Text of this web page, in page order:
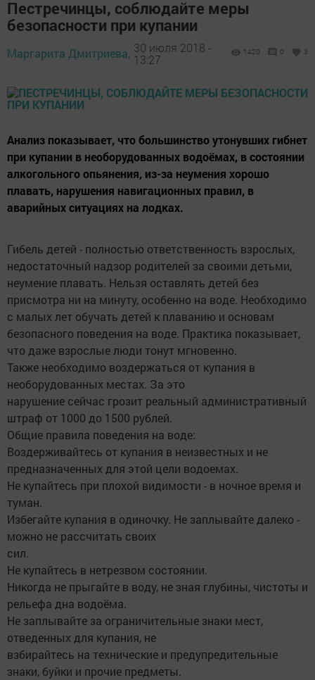
Пестречинцы, соблюдайте меры
безопасности при купании
Маргарита Дмитриева, 30 июля 2018 -
13:27
1420 0 3
Анализ показывает, что большинство утонувших гибнет
при купании в необорудованных водоёмах, в состоянии
алкогольного опьянения, из-за неумения хорошо
плавать, нарушения навигационных правил, в
аварийных ситуациях на лодках.
Гибель детей - полностью ответственность взрослых,
недостаточный надзор родителей за своими детьми,
неумение плавать. Нельзя оставлять детей без
присмотра ни на минуту, особенно на воде. Необходимо
с малых лет обучать детей к плаванию и основам
безопасного поведения на воде. Практика показывает,
что даже взрослые люди тонут мгновенно.
Также необходимо воздержаться от купания в
необорудованных местах. За это
нарушение сейчас грозит реальный административный
штраф от 1000 до 1500 рублей.
Общие правила поведения на воде:
Воздерживайтесь от купания в неизвестных и не
предназначенных для этой цели водоемах.
Не купайтесь при плохой видимости - в ночное время и
туман.
Избегайте купания в одиночку. Не заплывайте далеко -
можно не рассчитать своих
сил.
Не купайтесь в нетрезвом состоянии.
Никогда не прыгайте в воду, не зная глубины, чистоты и
рельефа дна водоёма.
Не заплывайте за ограничительные знаки мест,
отведенных для купания, не
взбирайтесь на технические и предупредительные
знаки, буйки и прочие предметы.